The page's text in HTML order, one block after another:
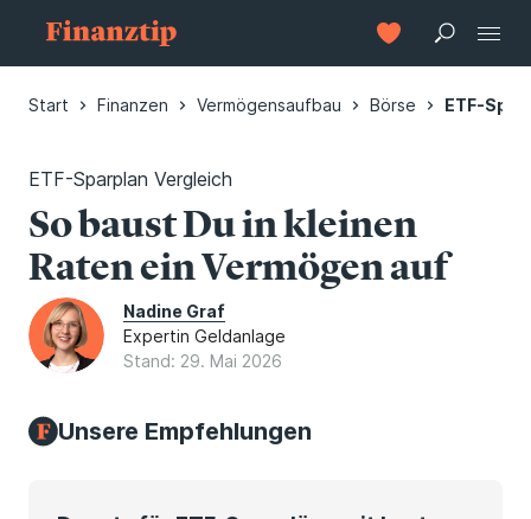
Start Finanzen Vermögensaufbau Börse ETF-
ETF-Sparplan Vergleich
So baust Du in kleinen
Raten ein Vermögen auf
Nadine Graf
Expertin Geldanlage
Stand: 29. Mai 2026
Unsere Empfehlungen